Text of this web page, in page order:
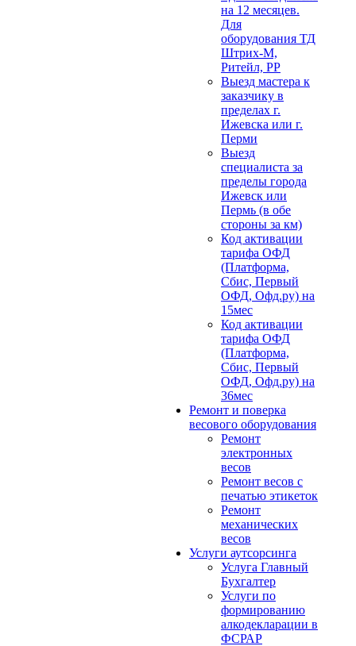
на 12 месяцев.
Для
оборудования ТД
Штрих-М,
Ритейл, РР
Выезд мастера к
заказчику в
пределах г.
Ижевска или г.
Перми
Выезд
специалиста за
пределы города
Ижевск или
Пермь (в обе
стороны за км)
Код активации
тарифа ОФД
(Платформа,
Сбис, Первый
ОФД, Офд.ру) на
15мес
Код активации
тарифа ОФД
(Платформа,
Сбис, Первый
ОФД, Офд.ру) на
36мес
Ремонт и поверка
весового оборудования
Ремонт
электронных
весов
Ремонт весов с
печатью этикеток
Ремонт
механических
весов
Услуги аутсорсинга
Услуга Главный
Бухгалтер
Услуги по
формированию
алкодекларации в
ФСРАР